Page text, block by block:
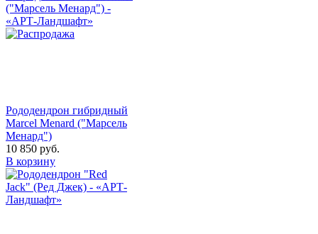
Рододендрон гибридный
Marcel Menard ("Марсель
Менард")
10 850 руб.
В корзину